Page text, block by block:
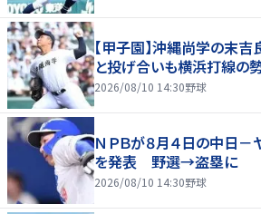
【甲子園】沖縄尚学の末
と投げ合いも横浜打線の
2026/08/10 14:30野球
ＮＰＢが８月４日の中日
を発表 野選→盗塁に
2026/08/10 14:30野球